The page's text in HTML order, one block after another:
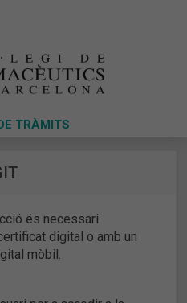
TRÀMITS
és necessari
digital o amb un
mòbil.